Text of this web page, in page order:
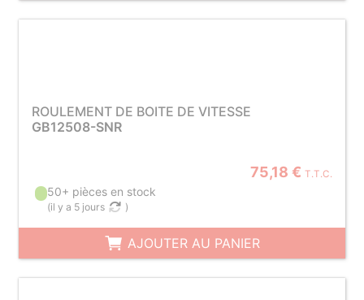
ROULEMENT DE BOITE DE VITESSE
GB12508-SNR
75,18 € T.T.C.
50+ pièces en stock
(il y a 5 jours )
AJOUTER AU PANIER